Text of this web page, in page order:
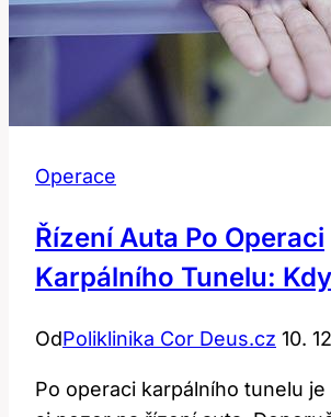
Operace
Řízení Auta Po Operaci
Karpálního Tunelu:
OdPoliklinika Cor Deus.cz 10.
Po operaci karpálního tunelu